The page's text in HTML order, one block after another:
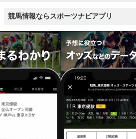
競馬情報ならスポーツナビアプリ